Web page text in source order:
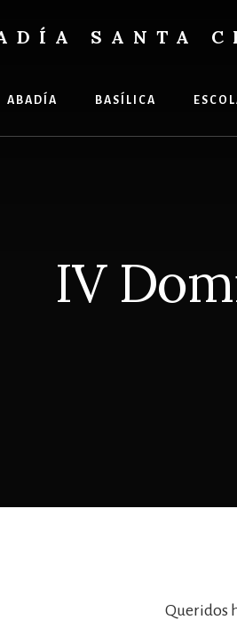
SANTA
ABADÍA BASÍLICA
IV
Queridos